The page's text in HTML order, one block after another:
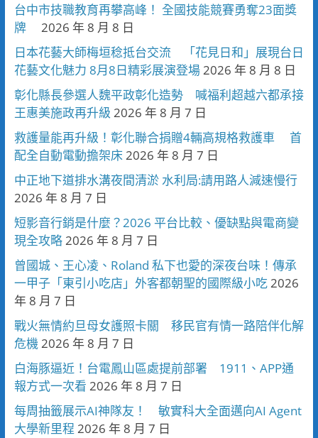
台中市技職教育再攀高峰！ 全國技能競賽勇奪23面獎
牌
2026 年 8 月 8 日
日本花藝大師梅垣稔抵台交流 「花見日和」展現台日
花藝文化魅力 8月8日精彩展演登場 2026 年 8 月 8 日
彰化縣長參選人魏平政彰化造勢 喊福利超越六都承接
王惠美施政再升級 2026 年 8 月 7 日
救護量能再升級！彰化聯合捐贈4輛高規格救護車 首
配全自動電動擔架床 2026 年 8 月 7 日
中正地下道排水溝夜間清淤 水利局:請用路人減速慢行
2026 年 8 月 7 日
短影音行銷是什麼？2026 平台比較、優缺點與電商變
現全攻略 2026 年 8 月 7 日
曾國城、王心凌、Roland 私下也愛的深夜台味！傳承
一甲子「東引小吃店」外客都朝聖的國際級小吃 2026
年 8 月 7 日
戰火無情約旦母女護照卡關 移民官有情一路陪伴化解
危機 2026 年 8 月 7 日
白海豚逼近！台電鳳山區處提前部署 1911、APP通
報方式一次看 2026 年 8 月 7 日
每周抽籤展示AI神隊友！ 敏實科大全面邁向AI Agent
大學新里程 2026 年 8 月 7 日